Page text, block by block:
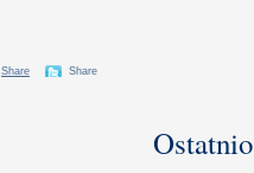
Share Share